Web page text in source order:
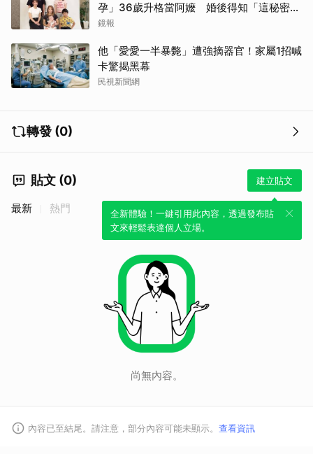
孕」36歲升格當阿嬤 婚後得知「這秘密」
傻眼了
鏡報
他「愛愛一半暴斃」遭強摘器官！家屬1招喊
卡驚揭黑幕
民視新聞網
轉發 (0)
貼文 (0) 建立貼文
全新體驗！一鍵引用此內容，透過發布貼
文來輕鬆表達個人立場。
最新 熱門
尚無內容。
內容已至結尾。請注意，部分內容可能未顯示。 查看資訊